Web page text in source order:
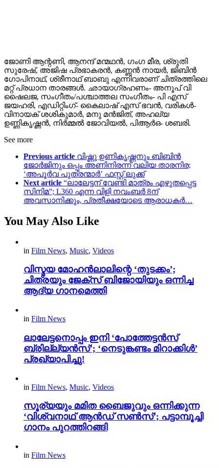
ജോണി ആന്റണി, ആനന്ദ് മന്മഥൻ, ഗംഗ മീര, ശ്രുതി
സുരേഷ്, അജിഷ പ്രഭാകരൻ, കണ്ണൻ നായർ, ജിബിൻ
ഗോപിനാഥ്, ശ്രീനാഥ് ബാബു എന്നിവരാണ് ചിത്രത്തിലെ
മറ്റ് പ്രധാന താരങ്ങൾ. ഛായാഗ്രഹണം- അനൂപ് വി
ഷൈലജ, സംഗീതം/പശ്ചാത്തല സംഗീതം- പി എസ്
ജയഹരി, എഡിറ്റിംഗ്- കൈലാഷ് എസ് ഭവൻ, വരികൾ-
വിനായക് ശശികുമാർ, മനു മൻജിത്, അഹല്യ
ഉണ്ണികൃഷ്ണൻ, നിർമ്മൽ ജോവിയൽ, പിആർഒ- ശബരി.
See more
Previous article വിഷ്ണു ഉണികൃഷ്ണനും ബിബിൻ
ജോർജിനും ഒപ്പം അണിനിരന്ന് വലിയ താരനിര;
‘അപൂർവ പുത്രന്മാർ’ ഫസ്റ്റ് ലുക്ക്
Next article “ലാലേട്ടന് വേണ്ടി മാത്രം എഴുതപ്പെട്ട
സിനിമ”; L360 എന്ന വിളി നവംബർ 8ന്
അവസാനിക്കും, പ്രതീക്ഷയോടെ ആരാധകർ…
You May Also Like
in Film News, Music, Videos
വിസ്മയ മോഹൻലാലിന്റെ ‘തുടക്കം’;
ചിത്രയും ജേക്സ് ബിജോയിയും ഒന്നിച്ച
ആദ്യ ഗാനമെത്തി
in Film News
ലാലേട്ടനൊപ്പം ഇനി ‘പോത്തേട്ടൻസ്
ബ്രില്ല്യൻസ്’; ‘നെടുങ്കണ്ടം മിറാക്കിൾ’
പ്രഖ്യാപിച്ചു!
in Film News, Music, Videos
സൂര്യയും മമിത ബൈജുവും ഒന്നിക്കുന്ന
‘വിശ്വനാഥ് ആൻഡ് സൺസ്’; പട്ടാമ്പൂച്ചി
ഗാനം പുറത്തിറങ്ങി
in Film News